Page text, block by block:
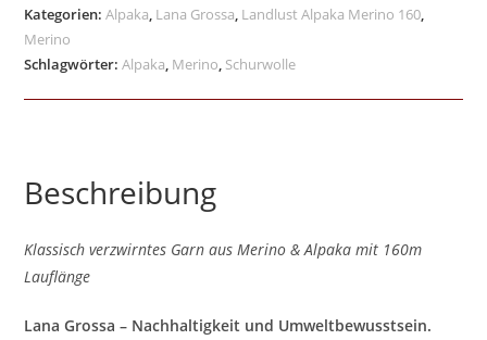
Kategorien:Alpaka, Lana Grossa, Landlust Alpaka Merino 160,
Merino
Schlagwörter:Alpaka, Merino, Schurwolle
Beschreibung
Klassisch verzwirntes Garn aus Merino & Alpaka mit 160m
Lauflänge
Lana Grossa – Nachhaltigkeit und Umweltbewusstsein.